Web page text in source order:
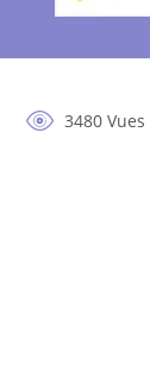
3480 Vues